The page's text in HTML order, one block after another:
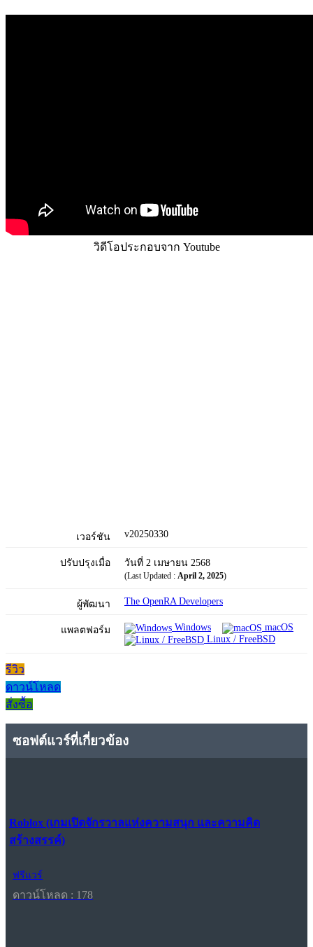
วิดีโอประกอบจาก Youtube
เวอร์ชัน v20250330
ปรับปรุงเมื่อ วันที่ 2 เมษายน 2568
(Last Updated : April 2, 2025)
ผู้พัฒนา The OpenRA Developers
แพลตฟอร์ม Windows
macOS
Linux / FreeBSD
รีวิว
ดาวน์โหลด
สั่งซื้อ
ซอฟต์แวร์ที่เกี่ยวข้อง
Roblox (เกมเปิดจักรวาลแห่งความสนุก และความคิด
สร้างสรรค์)
ฟรีแวร์
ดาวน์โหลด : 178